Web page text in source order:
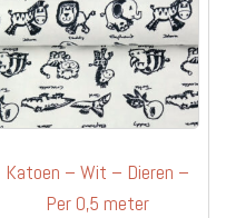
Katoen – Wit – Dieren –
Per 0,5 meter